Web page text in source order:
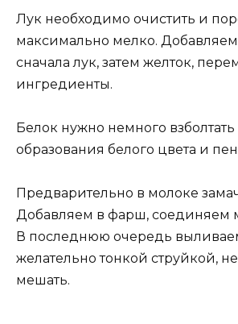
Лук необходимо очистить и
максимально мелко.
сначала лук, затем желток,
ингредиенты.
Белок нужно немного взболтать
образования белого цвета и
Предварительно в молоке
Добавляем в фарш, соединяем
В последнюю очередь
желательно тонкой струйкой,
мешать.